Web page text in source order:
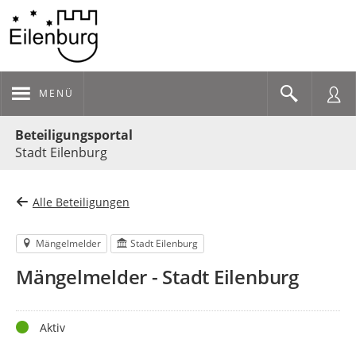
MENÜ
Beteiligungsportal
Stadt Eilenburg
Alle Beteiligungen
Mängelmelder Stadt Eilenburg
Mängelmelder - Stadt Eilenburg
StatusAktiv